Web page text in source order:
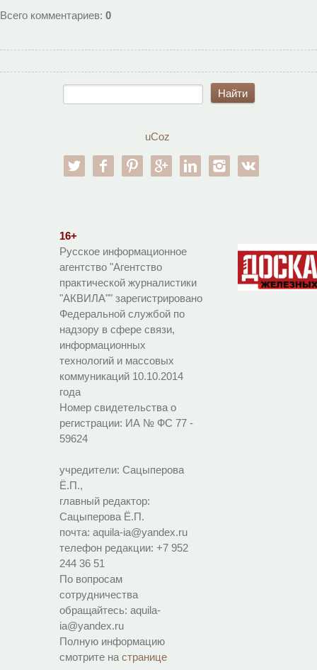
Всего комментариев: 0
uCoz
twitter facebookpinterestgoogle-pllinkedin instagram
16+
Русское информационное
агентство "Агентство
практической журналистики
"АКВИЛА"" зарегистрировано
Федеральной службой по
надзору в сфере связи,
информационных
технологий и массовых
коммуникаций 10.10.2014
года
Номер свидетельства о
регистрации: ИА № ФС 77 -
59624
учредители: Сацыперова
Ё.П.,
главный редактор:
Сацыперова Ё.П.
почта: aquila-ia@yandex.ru
телефон редакции: +7 952
244 36 51
По вопросам
сотрудничества
обращайтесь: aquila-
ia@yandex.ru
Полную информацию
смотрите на странице